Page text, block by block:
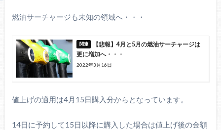
燃油サーチャージも未知の領域へ・・・
【悲報】4月と5月の燃油サーチャージは
更に増加へ・・・
2022年3月16日
値上げの適用は4月15日購入分からとなっています。
14日に予約して15日以降に購入した場合は値上げ後の金額